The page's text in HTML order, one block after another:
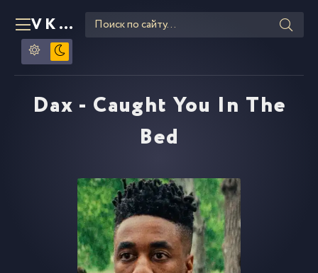
VKLIPE RU
Dax - Caught You In The
Bed